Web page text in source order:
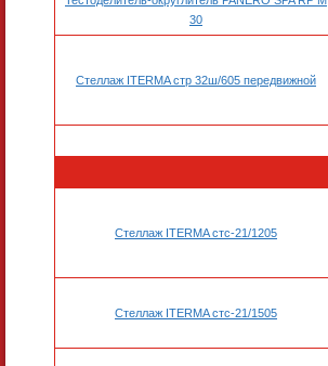
30
Стеллаж ITERMA стр 32ш/605 передвижной
Стеллаж ITERMA стс-21/1205
Стеллаж ITERMA стс-21/1505